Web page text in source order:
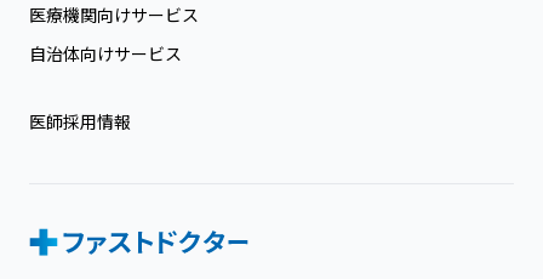
医療機関向けサービス
自治体向けサービス
医師採用情報